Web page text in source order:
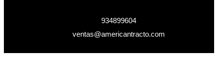
934899604
ventas@americantracto.com